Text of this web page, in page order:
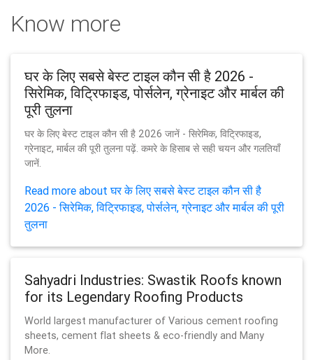
Know more
घर के लिए सबसे बेस्ट टाइल कौन सी है 2026 -
सिरेमिक, विट्रिफाइड, पोर्सलेन, ग्रेनाइट और मार्बल की
पूरी तुलना
घर के लिए बेस्ट टाइल कौन सी है 2026 जानें - सिरेमिक, विट्रिफाइड,
ग्रेनाइट, मार्बल की पूरी तुलना पढ़ें. कमरे के हिसाब से सही चयन और गलतियाँ
जानें.
Read more about घर के लिए सबसे बेस्ट टाइल कौन सी है
2026 - सिरेमिक, विट्रिफाइड, पोर्सलेन, ग्रेनाइट और मार्बल की पूरी
तुलना
Sahyadri Industries: Swastik Roofs known
for its Legendary Roofing Products
World largest manufacturer of Various cement roofing
sheets, cement flat sheets & eco-friendly and Many
More.